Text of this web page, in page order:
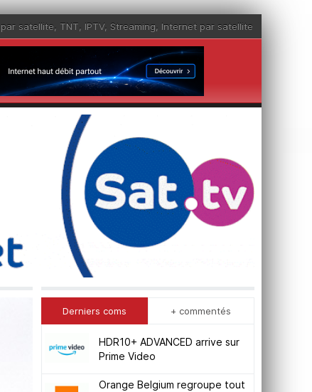
satellite, TNT, IPTV, Streaming, Internet par satellite
Derniers coms + commentés
HDR10+ ADVANCED arrive sur
Prime Video
Orange Belgium regroupe tout